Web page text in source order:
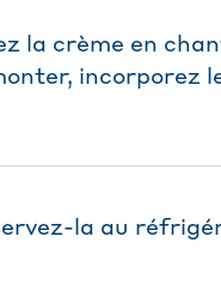
la crème en
incorporez
la au